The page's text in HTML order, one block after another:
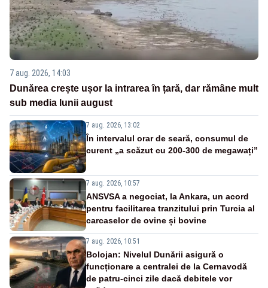
7 aug. 2026, 14:03
Dunărea crește ușor la intrarea în țară, dar rămâne mult
sub media lunii august
7 aug. 2026, 13:02
În intervalul orar de seară, consumul de
curent „a scăzut cu 200-300 de megawați”
7 aug. 2026, 10:57
ANSVSA a negociat, la Ankara, un acord
pentru facilitarea tranzitului prin Turcia al
carcaselor de ovine și bovine
7 aug. 2026, 10:51
Bolojan: Nivelul Dunării asigură o
funcționare a centralei de la Cernavodă
de patru-cinci zile dacă debitele vor